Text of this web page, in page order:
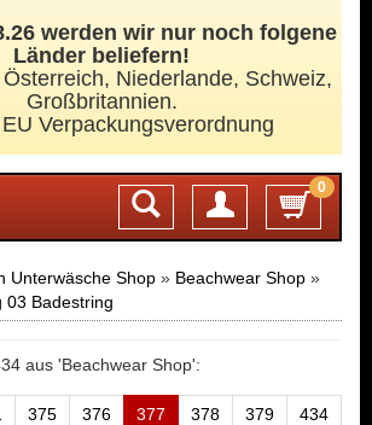
werden wir nur noch folgene
Länder beliefern!
Niederlande, Schweiz,
Großbritannien.
Verpackungsverordnung
0
Login
Unterwäsche Shop » Beachwear Shop »
03 Badestring
aus 'Beachwear Shop':
375 376 377 378 379 434